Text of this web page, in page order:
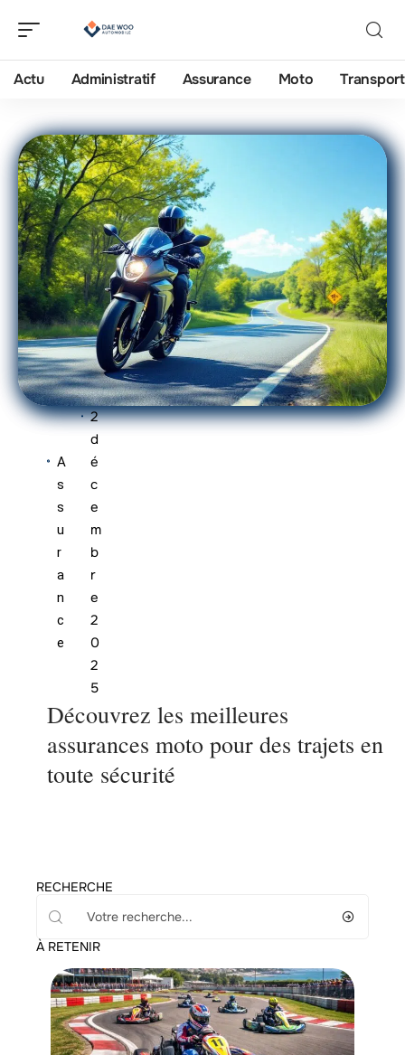
Actu Administratif Assurance Moto Transport
A
s
s
u
r
a
n
c
e
2
d
é
c
e
m
b
r
e
2
0
2
5
Découvrez les meilleures
assurances moto pour des trajets en
toute sécurité
RECHERCHE
À RETENIR